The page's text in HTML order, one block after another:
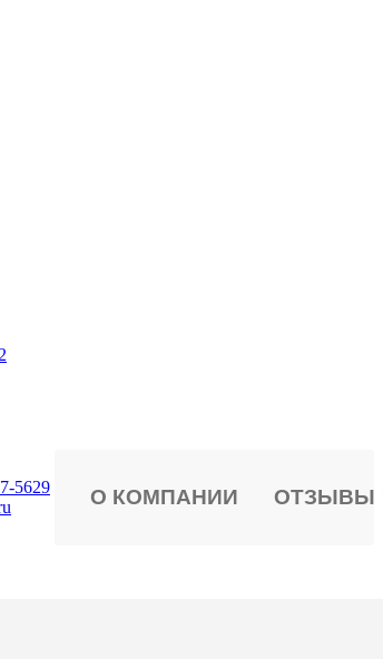
5629
О КОМПАНИИ ОТЗЫВЫ